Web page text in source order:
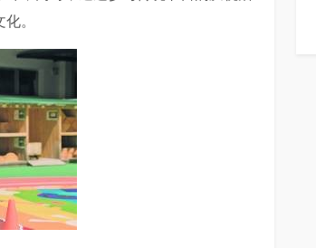
。